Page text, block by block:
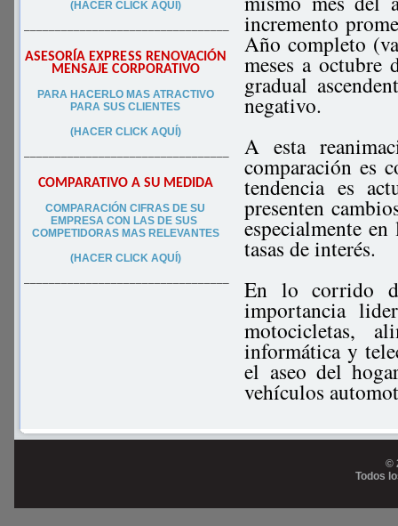
(HACER CLICK AQUÍ)
–––––––––––––––––––––––––––––––––
ASESORÍA EXPRESS RENOVACIÓN
MENSAJE CORPORATIVO
PARA HACERLO MAS ATRACTIVO
PARA SUS CLIENTES
(HACER CLICK AQUÍ)
–––––––––––––––––––––––––––––––––
COMPARATIVO A SU MEDIDA
COMPARACIÓN CIFRAS DE SU
EMPRESA CON LAS DE SUS
COMPETIDORAS MAS RELEVANTES
(HACER CLICK AQUÍ)
–––––––––––––––––––––––––––––––––
incremento
Año completo
meses a octubre
gradual
negativo.
A esta
comparación es
tendencia es
presenten
especialmente
tasas de interés.
En lo corrido
importancia
motocicletas,
informática y
el aseo del
vehículos
©
Todos